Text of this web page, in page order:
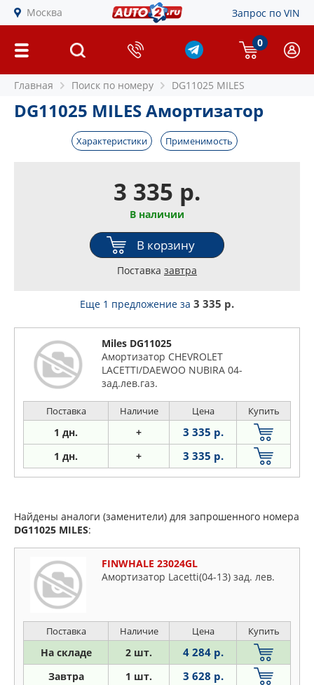
Москва Запрос по VIN
0
Главная Поиск по номеру DG11025 MILES
DG11025 MILES Амортизатор
Характеристики Применимость
3 335 р.
В наличии
В корзину
Поставка завтра
Еще 1 предложение за 3 335 р.
Miles DG11025
Амортизатор CHEVROLET
LACETTI/DAEWOO NUBIRA 04-
зад.лев.газ.
Поставка Наличие Цена Купить
1 дн. + 3 335 р.
1 дн. + 3 335 р.
Найдены аналоги (заменители) для запрошенного номера
DG11025 MILES:
FINWHALE 23024GL
Амортизатор Lacetti(04-13) зад. лев.
Поставка Наличие Цена Купить
На складе 2 шт. 4 284 р.
Завтра 1 шт. 3 628 р.